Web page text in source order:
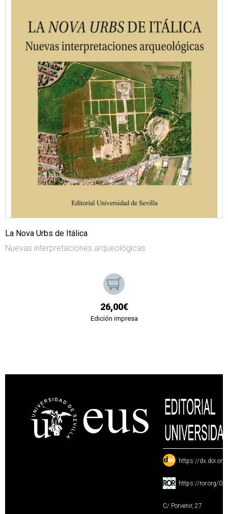
La Nova Urbs de Itálica
Nuevas interpretaciones arqueológicas
26,00€
Edición impresa
: https://
: https://ror.org/
C/ Porvenir, 27